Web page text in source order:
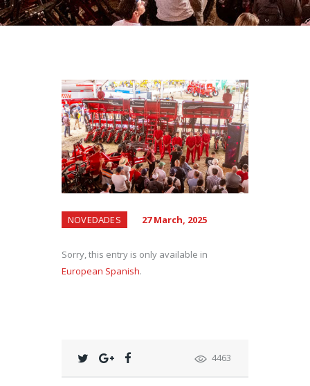
NOVEDADES 27 March, 2025
Sorry, this entry is only available in
European Spanish.
4463